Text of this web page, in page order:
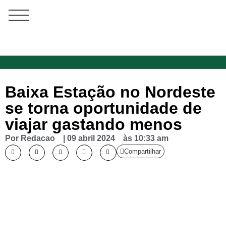
Baixa Estação no Nordeste
se torna oportunidade de
viajar gastando menos
Por Redacao 09 abril 2024 às 10:33 am
Compartilhar